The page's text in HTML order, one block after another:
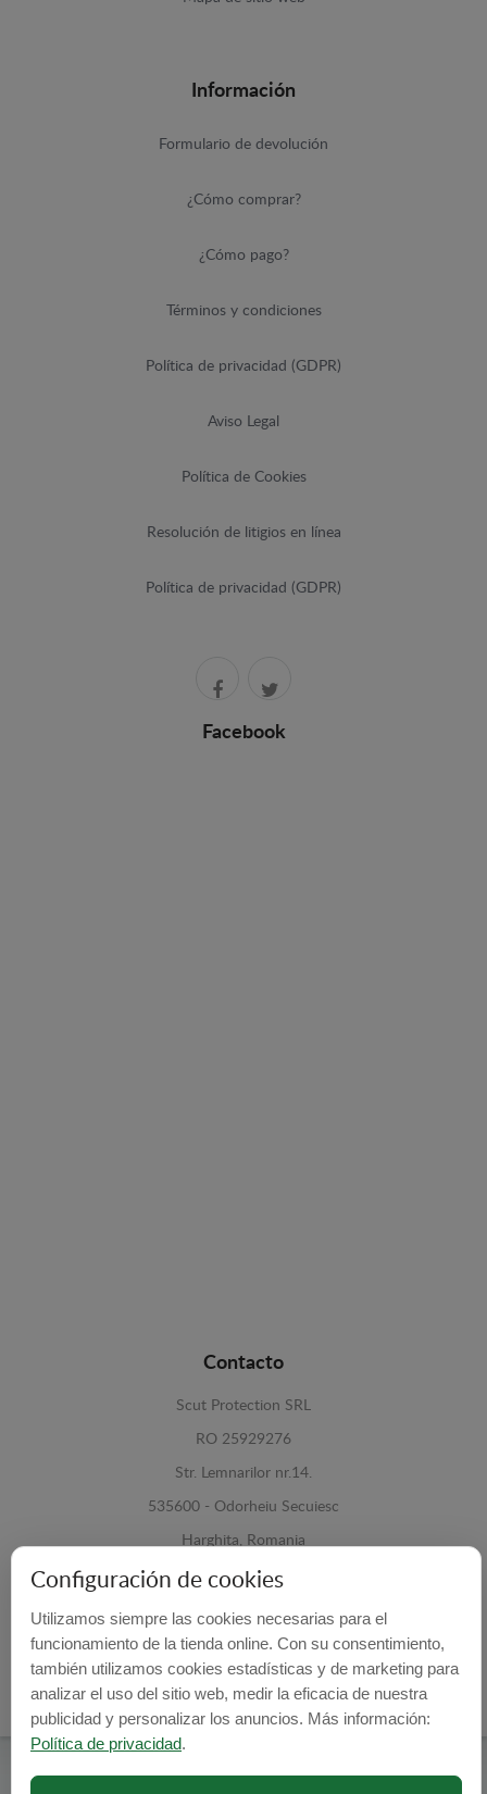
Información
Formulario de devolución
¿Cómo comprar?
¿Cómo pago?
Términos y condiciones
Política de privacidad (GDPR)
Aviso Legal
Política de Cookies
Resolución de litigios en línea
Política de privacidad (GDPR)
Facebook
Contacto
Scut Protection SRL
RO 25929276
Str. Lemnarilor nr.14.
535600 - Odorheiu Secuiesc
Harghita, Romania
E-mail: info@cubrecarter.com
Site: www.cubrecarter.com
Configuración de cookies
Utilizamos siempre las cookies necesarias para el
funcionamiento de la tienda online. Con su consentimiento,
también utilizamos cookies estadísticas y de marketing para
analizar el uso del sitio web, medir la eficacia de nuestra
publicidad y personalizar los anuncios. Más información:
Política de privacidad.